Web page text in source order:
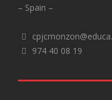
– Spain –
974 40 08 19